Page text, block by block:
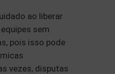
ao liberar
sem
pois isso pode
vezes, disputas